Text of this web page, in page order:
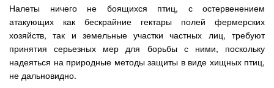
Налеты ничего не боящихся птиц, с остервенением
атакующих как бескрайние гектары полей фермерских
хозяйств, так и земельные участки частных лиц, требуют
принятия серьезных мер для борьбы с ними, поскольку
надеяться на природные методы защиты в виде хищных птиц,
не дальновидно.